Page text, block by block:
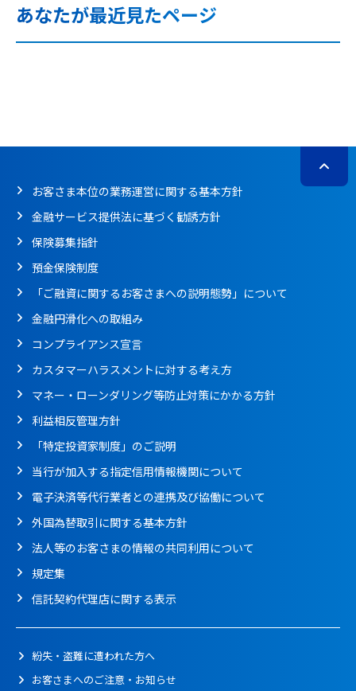
あなたが最近見たページ
お客さま本位の業務運営に関する基本方針
金融サービス提供法に基づく勧誘方針
保険募集指針
預金保険制度
「ご融資に関するお客さまへの説明態勢」について
金融円滑化への取組み
コンプライアンス宣言
カスタマーハラスメントに対する考え方
マネー・ローンダリング等防止対策にかかる方針
利益相反管理方針
「特定投資家制度」のご説明
当行が加入する指定信用情報機関について
電子決済等代行業者との連携及び協働について
外国為替取引に関する基本方針
法人等のお客さまの情報の共同利用について
規定集
信託契約代理店に関する表示
紛失・盗難に遭われた方へ
お客さまへのご注意・お知らせ